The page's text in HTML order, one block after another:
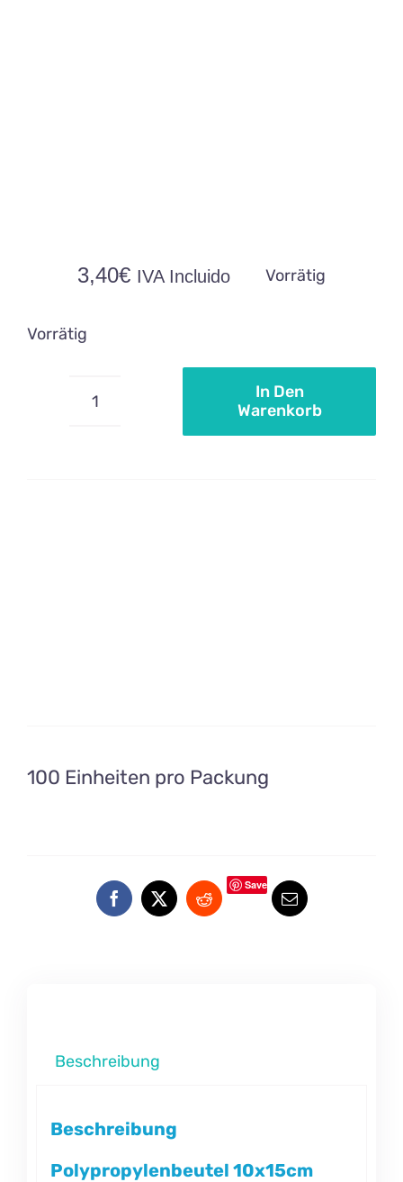
3,40€ IVA Incluido Vorrätig
Vorrätig
Polypropylenbeutel
In Den
Warenkorb
100 Einheiten pro Packung
Save
Beschreibung
Beschreibung
Polypropylenbeutel 10x15cm